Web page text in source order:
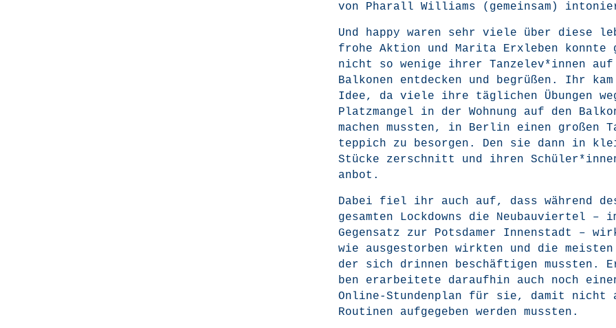
von Pha­r­all Wil­liams (gemein­sam)
Und hap­py waren sehr vie­le über die­se
fro­he Akti­on und Mari­ta Erx­le­ben konn­te
nicht so weni­ge ihrer Tanzelev*innen auf
Bal­ko­nen ent­de­cken und begrü­ßen. Ihr
Idee, da vie­le ihre täg­li­chen Übun­gen
Platz­man­gel in der Woh­nung auf den
machen muss­ten, in Ber­lin einen gro­ßen
tep­pich zu besor­gen. Den sie dann in
Stü­cke zer­schnitt und ihren
anbot.
Dabei fiel ihr auch auf, dass wäh­rend
gesam­ten Lock­downs die Neu­bau­vier­tel –
Gegen­satz zur Pots­da­mer Innen­stadt –
wie aus­ge­stor­ben wirk­ten und die
der sich drin­nen beschäf­ti­gen muss­ten.
ben erar­bei­te­te dar­auf­hin auch noch
Online-Stun­den­plan für sie, damit nicht
Rou­ti­nen auf­ge­ge­ben wer­den mussten.